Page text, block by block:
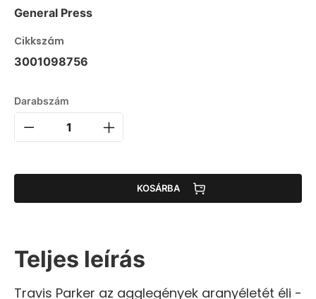
General Press
Cikkszám
3001098756
Darabszám
KOSÁRBA
Teljes leírás
Travis Parker az agglegények aranyéletét éli -